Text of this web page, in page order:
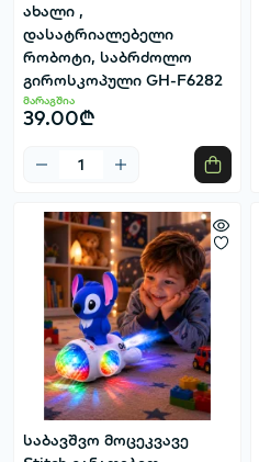
ახალი ,
დასატრიალებელი
რობოტი, საბრძოლო
გიროსკოპული GH-F6282
მარაგშია
39.00₾
საბავშვო მოცეკვავე